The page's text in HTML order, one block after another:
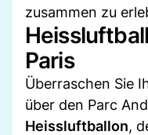
zusammen zu
Paris
Überraschen Sie
über den Parc
Heissluftballon,